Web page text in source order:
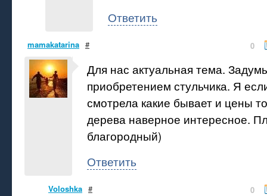
Ответить
mamakatarina # 0
Для нас актуальная тема.
приобретением стульчика. Я
смотрела какие бывает и цены
дерева наверное интересное.
благородный)
Ответить
Voloshka # 0